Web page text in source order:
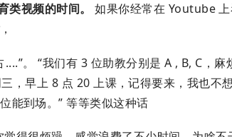
视频的时间。
如果你经常在 Youtube
，
。 “我们有 3 位助教分别是 A , B, C，
早上 8 点 20 上课，记得要来，我也不
能到场。” 等等类似这种话